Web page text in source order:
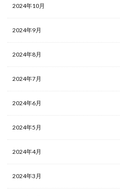
2024年10月
2024年9月
2024年8月
2024年7月
2024年6月
2024年5月
2024年4月
2024年3月